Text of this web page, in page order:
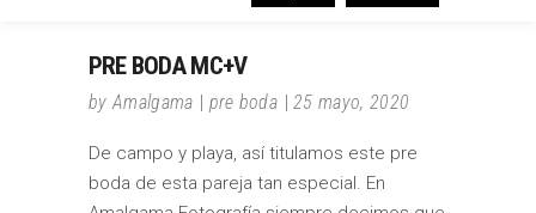
PRE BODA MC+V
byAmalgama pre boda 25 mayo, 2020
De campo y playa, así titulamos este pre
boda de esta pareja tan especial. En